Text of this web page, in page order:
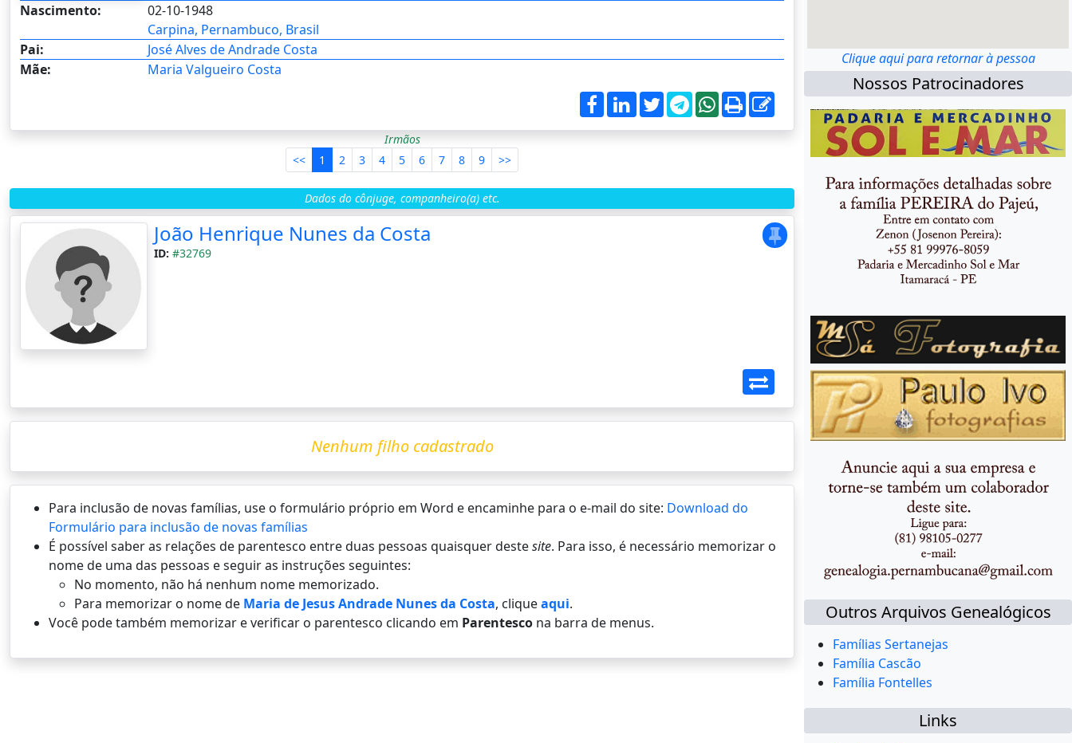
Nascimento:
02-10-1948
Carpina, Pernambuco, Brasil
Pai:
José Alves de Andrade Costa
Mãe:
Maria Valgueiro Costa
Irmãos
<<
1 2 3 4 5 6 7 8 9 >>
Dados do cônjuge, companheiro(a) etc.
João Henrique Nunes da Costa
ID: #32769
Nenhum filho cadastrado
Para inclusão de novas famílias, use o formulário próprio em Word e encaminhe para o e-mail do site: Download do
Formulário para inclusão de novas famílias
É possí­vel saber as relações de parentesco entre duas pessoas quaisquer destesite. Para isso, é necessário memorizar o
nome de uma das pessoas e seguir as instruções seguintes:
No momento, não há nenhum nome memorizado.
Para memorizar o nome de Maria de Jesus Andrade Nunes da Costa, cliqueaqui.
Você pode também memorizar e verificar o parentesco clicando em Parentesco na barra de menus.
Clique aqui para retornar à pessoa
Nossos Patrocinadores
Outros Arquivos Genealógicos
Famílias Sertanejas
Família Cascão
Família Fontelles
Links